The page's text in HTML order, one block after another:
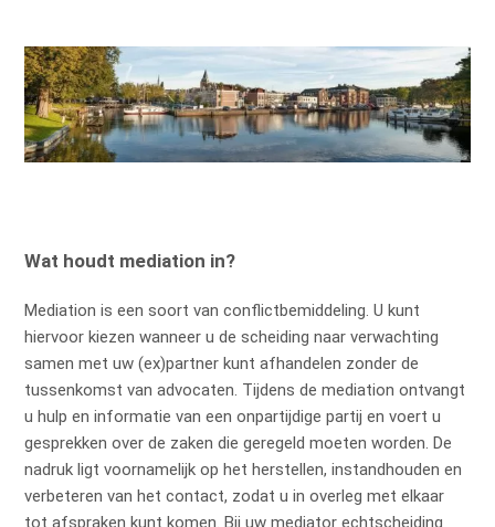
Wat houdt mediation in?
Mediation is een soort van conflictbemiddeling. U kunt
hiervoor kiezen wanneer u de scheiding naar verwachting
samen met uw (ex)partner kunt afhandelen zonder de
tussenkomst van advocaten. Tijdens de mediation ontvangt
u hulp en informatie van een onpartijdige partij en voert u
gesprekken over de zaken die geregeld moeten worden. De
nadruk ligt voornamelijk op het herstellen, instandhouden en
verbeteren van het contact, zodat u in overleg met elkaar
tot afspraken kunt komen. Bij uw mediator echtscheiding